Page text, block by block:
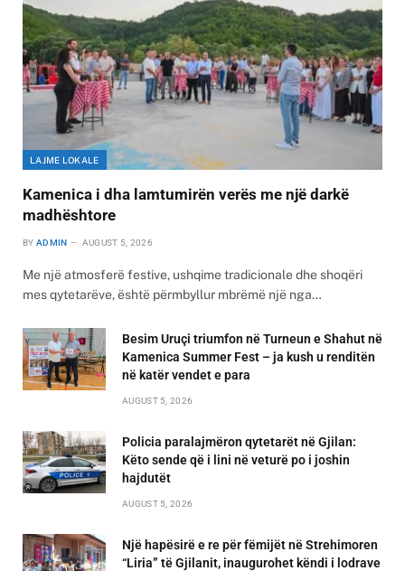
LAJME LOKALE
Kamenica i dha lamtumirën verës me një darkë
madhështore
BY ADMIN AUGUST 5, 2026
Me një atmosferë festive, ushqime tradicionale dhe shoqëri
mes qytetarëve, është përmbyllur mbrëmë një nga…
Besim Uruçi triumfon në Turneun e Shahut në
Kamenica Summer Fest – ja kush u renditën
në katër vendet e para
AUGUST 5, 2026
Policia paralajmëron qytetarët në Gjilan:
Këto sende që i lini në veturë po i joshin
hajdutët
AUGUST 5, 2026
Një hapësirë e re për fëmijët në Strehimoren
“Liria” të Gjilanit, inaugurohet këndi i lodrave